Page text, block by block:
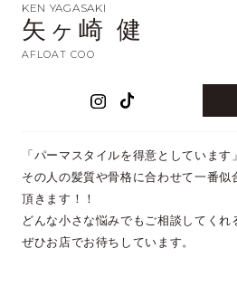
KEN YAGASAKI
矢ヶ崎 健
AFLOAT COO
「パーマスタイルを得意としています」
その人の髪質や骨格に合わせて一番似
頂きます！！
どんな小さな悩みでもご相談してく
ぜひお店でお待ちしています。